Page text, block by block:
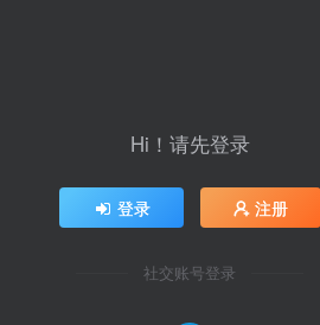
Hi！请先登录
登录 注册
社交账号登录